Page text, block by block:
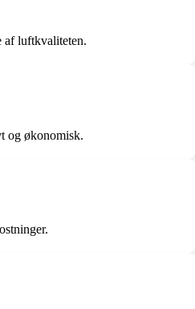
af luftkvaliteten.
og økonomisk.